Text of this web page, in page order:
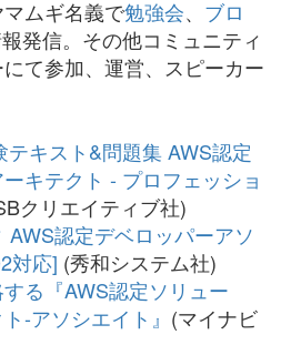
ムギ名義で勉強会、 ブロ
発信。その他コミュニティ
て参加、運営、スピーカー
キスト&問題集 AWS認定
キテクト - プロフェッショ
クリエイティブ社)
AWS認定デベロッパーアソ
対応] (秀和システム社)
る『AWS認定ソリュー
-アソシエイト』 (マイナビ